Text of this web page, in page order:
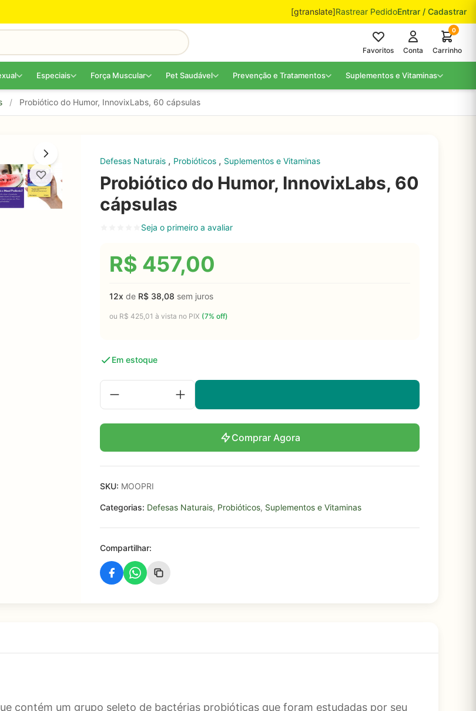
[gtranslate]Rastrear PedidoEntrar / Cadastrar
Favoritos Conta
0
Carrinho
Especiais Força Muscular Pet Saudável Prevenção e Tratamentos Suplementos e Vitaminas
/ Probiótico do Humor, InnovixLabs, 60 cápsulas
Defesas Naturais , Probióticos , Suplementos e Vitaminas
Probiótico do Humor, InnovixLabs, 60
cápsulas
Seja o primeiro a avaliar
R$ 457,00
12x de R$ 38,08 sem juros
ou R$ 425,01 à vista no PIX (7% off)
Em estoque
Comprar Agora
SKU: MOOPRI
Categorias: Defesas Naturais, Probióticos, Suplementos e Vitaminas
Compartilhar:
contém um grupo seleto de bactérias probióticas que foram estudadas por seu